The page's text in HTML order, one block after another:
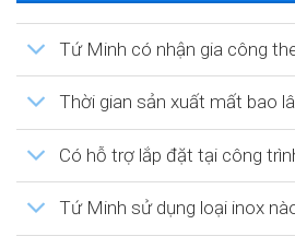
Tứ Minh có nhận gia công
Thời gian sản xuất mất bao
Có hỗ trợ lắp đặt tại công
Tứ Minh sử dụng loại inox